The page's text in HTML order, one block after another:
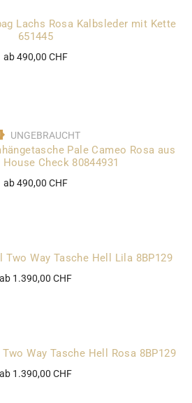
Lachs Rosa Kalbsleder mit Kette
651445
ab 490,00 CHF
UNGEBRAUCHT
Pale Cameo Rosa aus
House Check 80844931
ab 490,00 CHF
Two Way Tasche Hell Lila 8BP129
ab 1.390,00 CHF
Way Tasche Hell Rosa 8BP129
ab 1.390,00 CHF